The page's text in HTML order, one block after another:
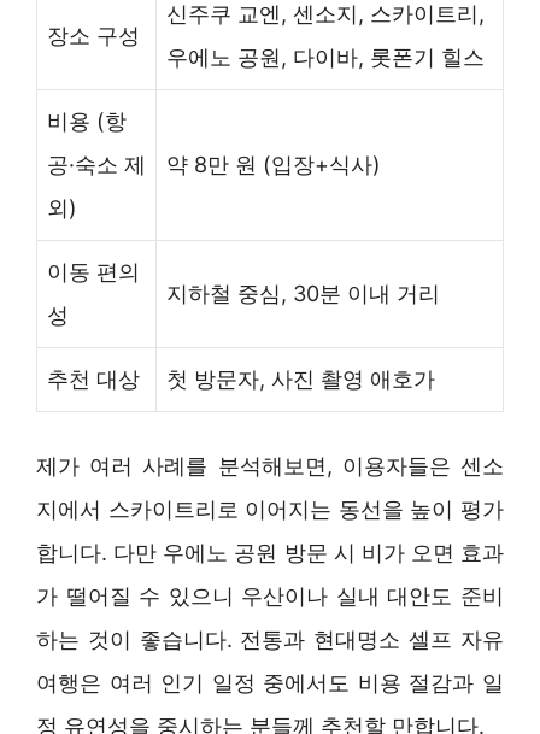
장소 구성
신주쿠 교엔, 센소지, 스카이트리,
우에노 공원, 다이바, 롯폰기 힐스
비용 (항
공·숙소 제
외)
약 8만 원 (입장+식사)
이동 편의
성
지하철 중심, 30분 이내 거리
추천 대상 첫 방문자, 사진 촬영 애호가
제가 여러 사례를 분석해보면, 이용자들은 센소
지에서 스카이트리로 이어지는 동선을 높이 평가
합니다. 다만 우에노 공원 방문 시 비가 오면 효과
가 떨어질 수 있으니 우산이나 실내 대안도 준비
하는 것이 좋습니다. 전통과 현대명소 셀프 자유
여행은 여러 인기 일정 중에서도 비용 절감과 일
정 유연성을 중시하는 분들께 추천할 만합니다.